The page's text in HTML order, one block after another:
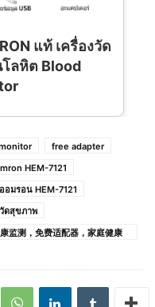
free adapter
HEM-7121
ออมรอน HEM-7121
ดสุขภาพ
监测，免费适配器，家庭健康